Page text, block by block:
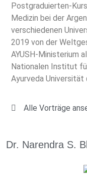
Postgraduierten-
Medizin bei der
verschiedenen
2019 von der
AYUSH-Ministerium
Nationalen Institut
Ayurveda Universität
Alle Vorträge
Dr. Narendra S.